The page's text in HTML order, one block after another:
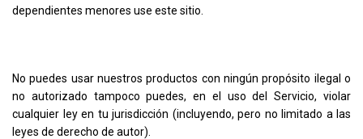
dependientes menores use este sitio.
No puedes usar nuestros productos con ningún propósito ilegal o
no autorizado tampoco puedes, en el uso del Servicio, violar
cualquier ley en tu jurisdicción (incluyendo, pero no limitado a las
leyes de derecho de autor).